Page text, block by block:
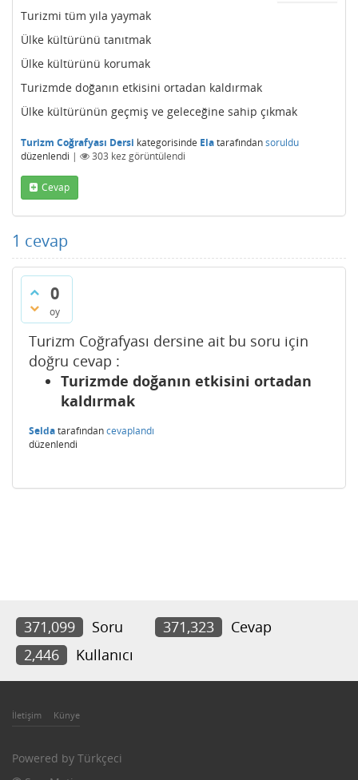
Turizmi tüm yıla yaymak
Ülke kültürünü tanıtmak
Ülke kültürünü korumak
Turizmde doğanın etkisini ortadan kaldırmak
Ülke kültürünün geçmiş ve geleceğine sahip çıkmak
Turizm Coğrafyası Dersi kategorisinde Elatarafındansoruldu
düzenlendi | 303 kez görüntülendi
Cevap
1 cevap
0
oy
Turizm Coğrafyası dersine ait bu soru için
doğru cevap :
Turizmde doğanın etkisini ortadan
kaldırmak
Seldatarafındancevaplandı
düzenlendi
371,099 Soru 371,323
Cevap
2,446
Kullanıcı
İletişim Künye
Powered by Türkçeci